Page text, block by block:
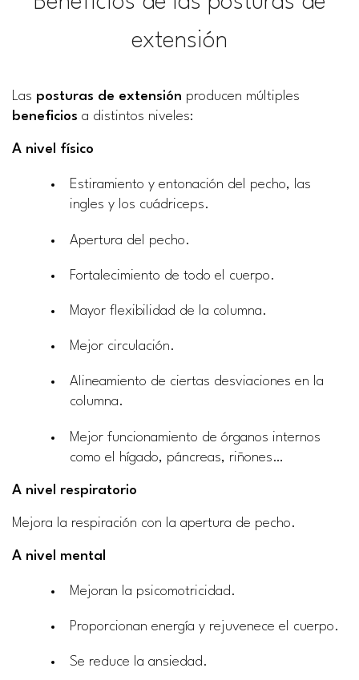
extensión
Las posturas de extensión producen múltiples
beneficios a distintos niveles:
A nivel físico
Estiramiento y entonación del pecho, las
ingles y los cuádriceps.
Apertura del pecho.
Fortalecimiento de todo el cuerpo.
Mayor flexibilidad de la columna.
Mejor circulación.
Alineamiento de ciertas desviaciones en la
columna.
Mejor funcionamiento de órganos internos
como el hígado, páncreas, riñones…
A nivel respiratorio
Mejora la respiración con la apertura de pecho.
A nivel mental
Mejoran la psicomotricidad.
Proporcionan energía y rejuvenece el cuerpo.
Se reduce la ansiedad.